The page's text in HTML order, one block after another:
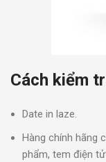
Cách kiểm
Date in laze.
Hàng chính hãng
phẩm, tem điện